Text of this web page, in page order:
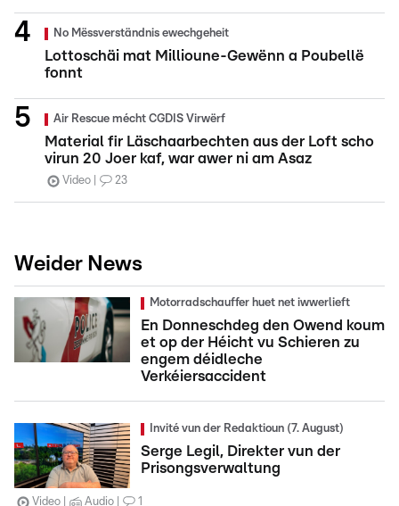
No Mëssverständnis ewechgeheit
Lottoschäi mat Millioune-Gewënn a Poubellë
fonnt
Air Rescue mécht CGDIS Virwërf
Material fir Läschaarbechten aus der Loft scho
virun 20 Joer kaf, war awer ni am Asaz
Video 23
Weider News
Motorradschauffer huet net iwwerlieft
En Donneschdeg den Owend koum
et op der Héicht vu Schieren zu
engem déidleche
Verkéiersaccident
Invité vun der Redaktioun (7. August)
Serge Legil, Direkter vun der
Prisongsverwaltung
Video Audio 1